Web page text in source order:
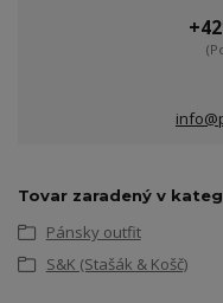
Tovar zaradený v
Pánsky outfit
S&K (Stašák & Košč)